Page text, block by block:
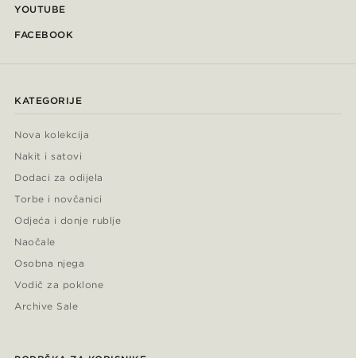
YOUTUBE
FACEBOOK
KATEGORIJE
Nova kolekcija
Nakit i satovi
Dodaci za odijela
Torbe i novčanici
Odjeća i donje rublje
Naočale
Osobna njega
Vodič za poklone
Archive Sale